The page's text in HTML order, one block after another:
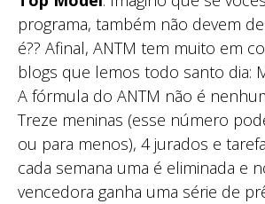
programa, também não devem
é?? Afinal, ANTM tem muito em
blogs que lemos todo santo dia:
A fórmula do ANTM não é
Treze meninas (esse número
ou para menos), 4 jurados e
cada semana uma é eliminada e
vencedora ganha uma série de